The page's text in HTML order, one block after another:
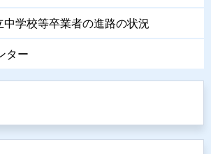
中学校等卒業者の進路の状況
ター